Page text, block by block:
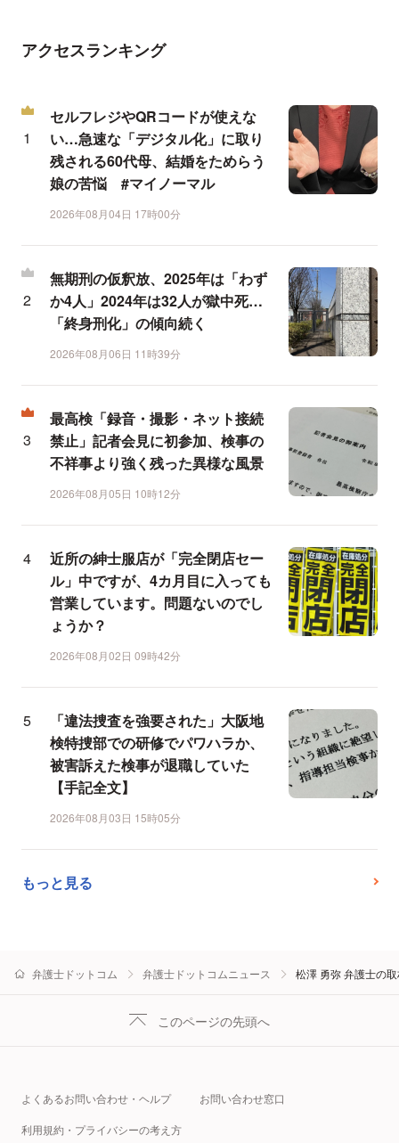
アクセスランキング
セルフレジやQRコードが使えな
い…急速な「デジタル化」に取り
残される60代母、結婚をためらう
娘の苦悩 #マイノーマル
2026年08月04日 17時00分
無期刑の仮釈放、2025年は「わず
か4人」2024年は32人が獄中死…
「終身刑化」の傾向続く
2026年08月06日 11時39分
最高検「録音・撮影・ネット接続
禁止」記者会見に初参加、検事の
不祥事より強く残った異様な風景
2026年08月05日 10時12分
近所の紳士服店が「完全閉店セー
ル」中ですが、4カ月目に入っても
営業しています。問題ないのでし
ょうか？
2026年08月02日 09時42分
「違法捜査を強要された」大阪地
検特捜部での研修でパワハラか、
被害訴えた検事が退職していた
【手記全文】
2026年08月03日 15時05分
もっと見る
弁護士ドットコム 弁護士ドットコムニュース 松澤 勇弥 弁護士の
このページの先頭へ
よくあるお問い合わせ・ヘルプ お問い合わせ窓口
利用規約・プライバシーの考え方